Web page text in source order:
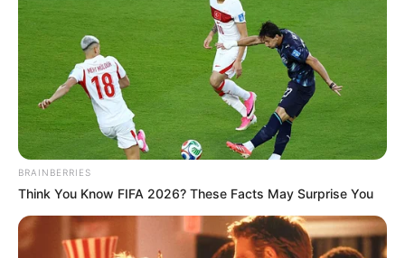
10. 6 Epsiode: From High & Low The Worst
BRAINBERRIES
Think You Know FIFA 2026? These Facts May Surprise You